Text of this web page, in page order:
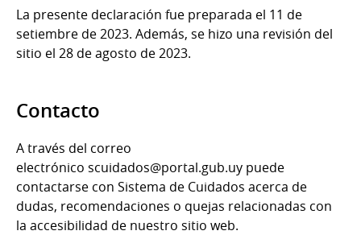
La presente declaración fue preparada el 11 de
setiembre de 2023. Además, se hizo una revisión del
sitio el 28 de agosto de 2023.
Contacto
A través del correo
electrónico scuidados@portal.gub.uy puede
contactarse con Sistema de Cuidados acerca de
dudas, recomendaciones o quejas relacionadas con
la accesibilidad de nuestro sitio web.